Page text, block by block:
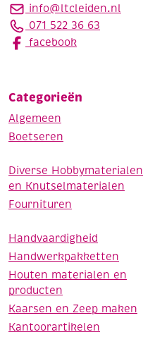
info@ltcleiden.nl
071 522 36 63
facebook
Categorieën
Algemeen
Boetseren
Diverse Hobbymaterialen
en Knutselmaterialen
Fournituren
Handvaardigheid
Handwerkpakketten
Houten materialen en
producten
Kaarsen en Zeep maken
Kantoorartikelen